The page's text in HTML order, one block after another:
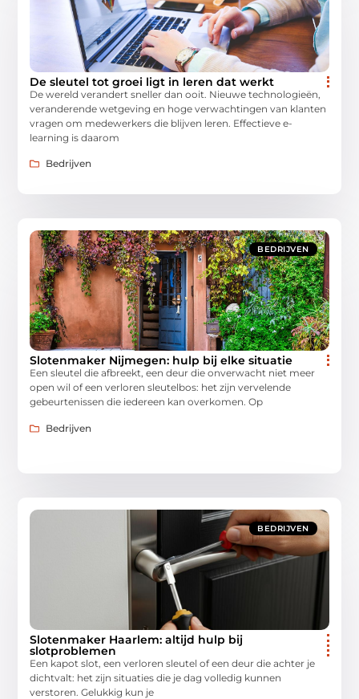
De sleutel tot groei ligt in leren dat werkt
De wereld verandert sneller dan ooit. Nieuwe technologieën,
veranderende wetgeving en hoge verwachtingen van klanten
vragen om medewerkers die blijven leren. Effectieve e-
learning is daarom
Bedrijven
BEDRIJVEN
Slotenmaker Nijmegen: hulp bij elke situatie
Een sleutel die afbreekt, een deur die onverwacht niet meer
open wil of een verloren sleutelbos: het zijn vervelende
gebeurtenissen die iedereen kan overkomen. Op
Bedrijven
BEDRIJVEN
Slotenmaker Haarlem: altijd hulp bij
slotproblemen
Een kapot slot, een verloren sleutel of een deur die achter je
dichtvalt: het zijn situaties die je dag volledig kunnen
verstoren. Gelukkig kun je